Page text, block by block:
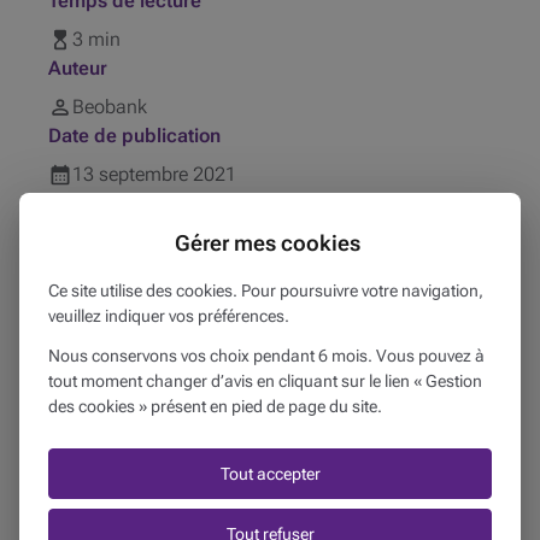
3 min
Auteur
Beobank
Date de publication
13 septembre 2021
Ma protection
Produits liés
La présente publication reprend des informations générales
d'interprétations particulières en fonction de la situation
concernée. Beobank décline toute responsabilité quant à
l'exactitude, l'exhaustivité et la mise à jour des informations
Gérer mes cookies
Ce site utilise des cookies. Pour poursuivre votre navigation,
veuillez indiquer vos préférences.
Nous conservons vos choix pendant 6 mois. Vous pouvez à
tout moment changer d’avis en cliquant sur le lien « Gestion
des cookies » présent en pied de page du site.
Tout accepter
Tout refuser